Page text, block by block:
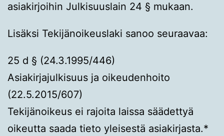
asiakirjoihin Julkisuuslain 24 § mukaan.
Lisäksi Tekijänoikeuslaki sanoo seuraavaa:
25 d § (24.3.1995/446)
Asiakirjajulkisuus ja oikeudenhoito
(22.5.2015/607)
Tekijänoikeus ei rajoita laissa säädettyä
oikeutta saada tieto yleisestä asiakirjasta.*